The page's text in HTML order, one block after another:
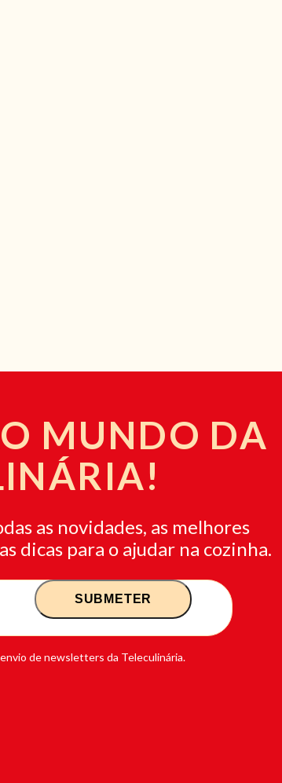
MUNDO DA
as novidades, as melhores
dicas para o ajudar na cozinha.
de newsletters da Teleculinária.